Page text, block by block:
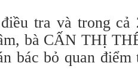
tra và trong
bà CẤN THỊ
bác bỏ quan